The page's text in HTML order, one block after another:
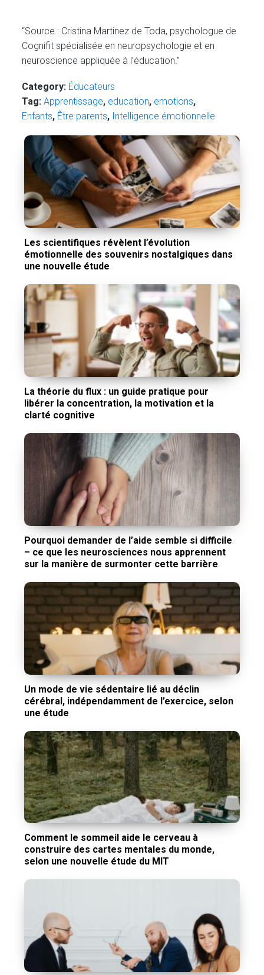
“Source : Cristina Martinez de Toda, psychologue de
Cognifit spécialisée en neuropsychologie et en
neuroscience appliquée à l’éducation.”
Category: Éducateurs
Tag: Apprentissage, education, emotions,
Enfants, Être parents, Intelligence émotionnelle
Les scientifiques révèlent l’évolution
émotionnelle des souvenirs nostalgiques dans
une nouvelle étude
La théorie du flux : un guide pratique pour
libérer la concentration, la motivation et la
clarté cognitive
Pourquoi demander de l’aide semble si difficile
– ce que les neurosciences nous apprennent
sur la manière de surmonter cette barrière
Un mode de vie sédentaire lié au déclin
cérébral, indépendamment de l’exercice, selon
une étude
Comment le sommeil aide le cerveau à
construire des cartes mentales du monde,
selon une nouvelle étude du MIT